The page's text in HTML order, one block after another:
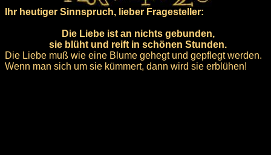
Ihr heutiger Sinnspruch, lieber Fragesteller:
Die Liebe ist an nichts gebunden,
sie blüht und reift in schönen Stunden.
Die Liebe muß wie eine Blume gehegt und gepflegt werden.
Wenn man sich um sie kümmert, dann wird sie erblühen!